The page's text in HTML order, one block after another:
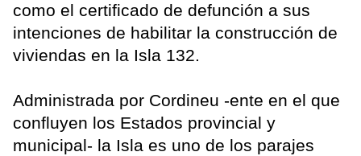
como el certificado de defunción a sus
intenciones de habilitar la construcción de
viviendas en la Isla 132.
Administrada por Cordineu -ente en el que
confluyen los Estados provincial y
municipal- la Isla es uno de los parajes